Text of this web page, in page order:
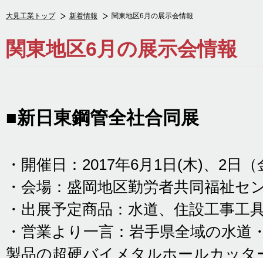
大見工業トップ 新着情報 関東地区6月の展示会情報
関東地区6月の展示会情報
■新日東鋼管全社合同展
・開催日：2017年6月1日(木)、2日（
・会場：盛岡地区勤労者共同福祉セ
・出展予定商品：水道、住設工事工
・営業より一言：岩手県全域の水道
製品の超硬バイメタルホールカッ